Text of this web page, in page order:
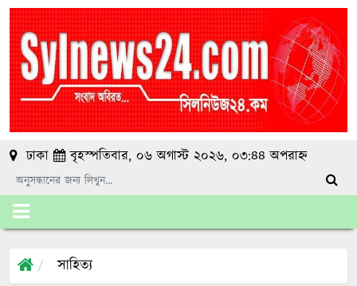
ঢাকা বৃহস্পতিবার, ০৬ অগাস্ট ২০২৬, ০৩:৪৪ অপরাহ্ন
সাহিত্য